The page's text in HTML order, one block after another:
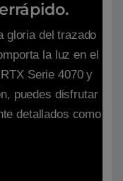
gloria del trazado
la luz en el
Serie 4070 y
puedes disfrutar
detallados como